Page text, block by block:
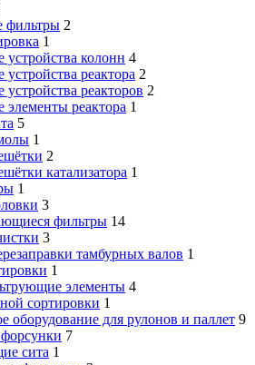
фильтры 2
1
устройства колонн 4
реактора 2
реакторов 2
элементы реактора 1
5
1
2
катализатора 1
1
3
фильтры 14
3
тамбурных валов 1
1
элементы 4
сортировки 1
оборудование для рулонов и паллет 9
7
сита 1